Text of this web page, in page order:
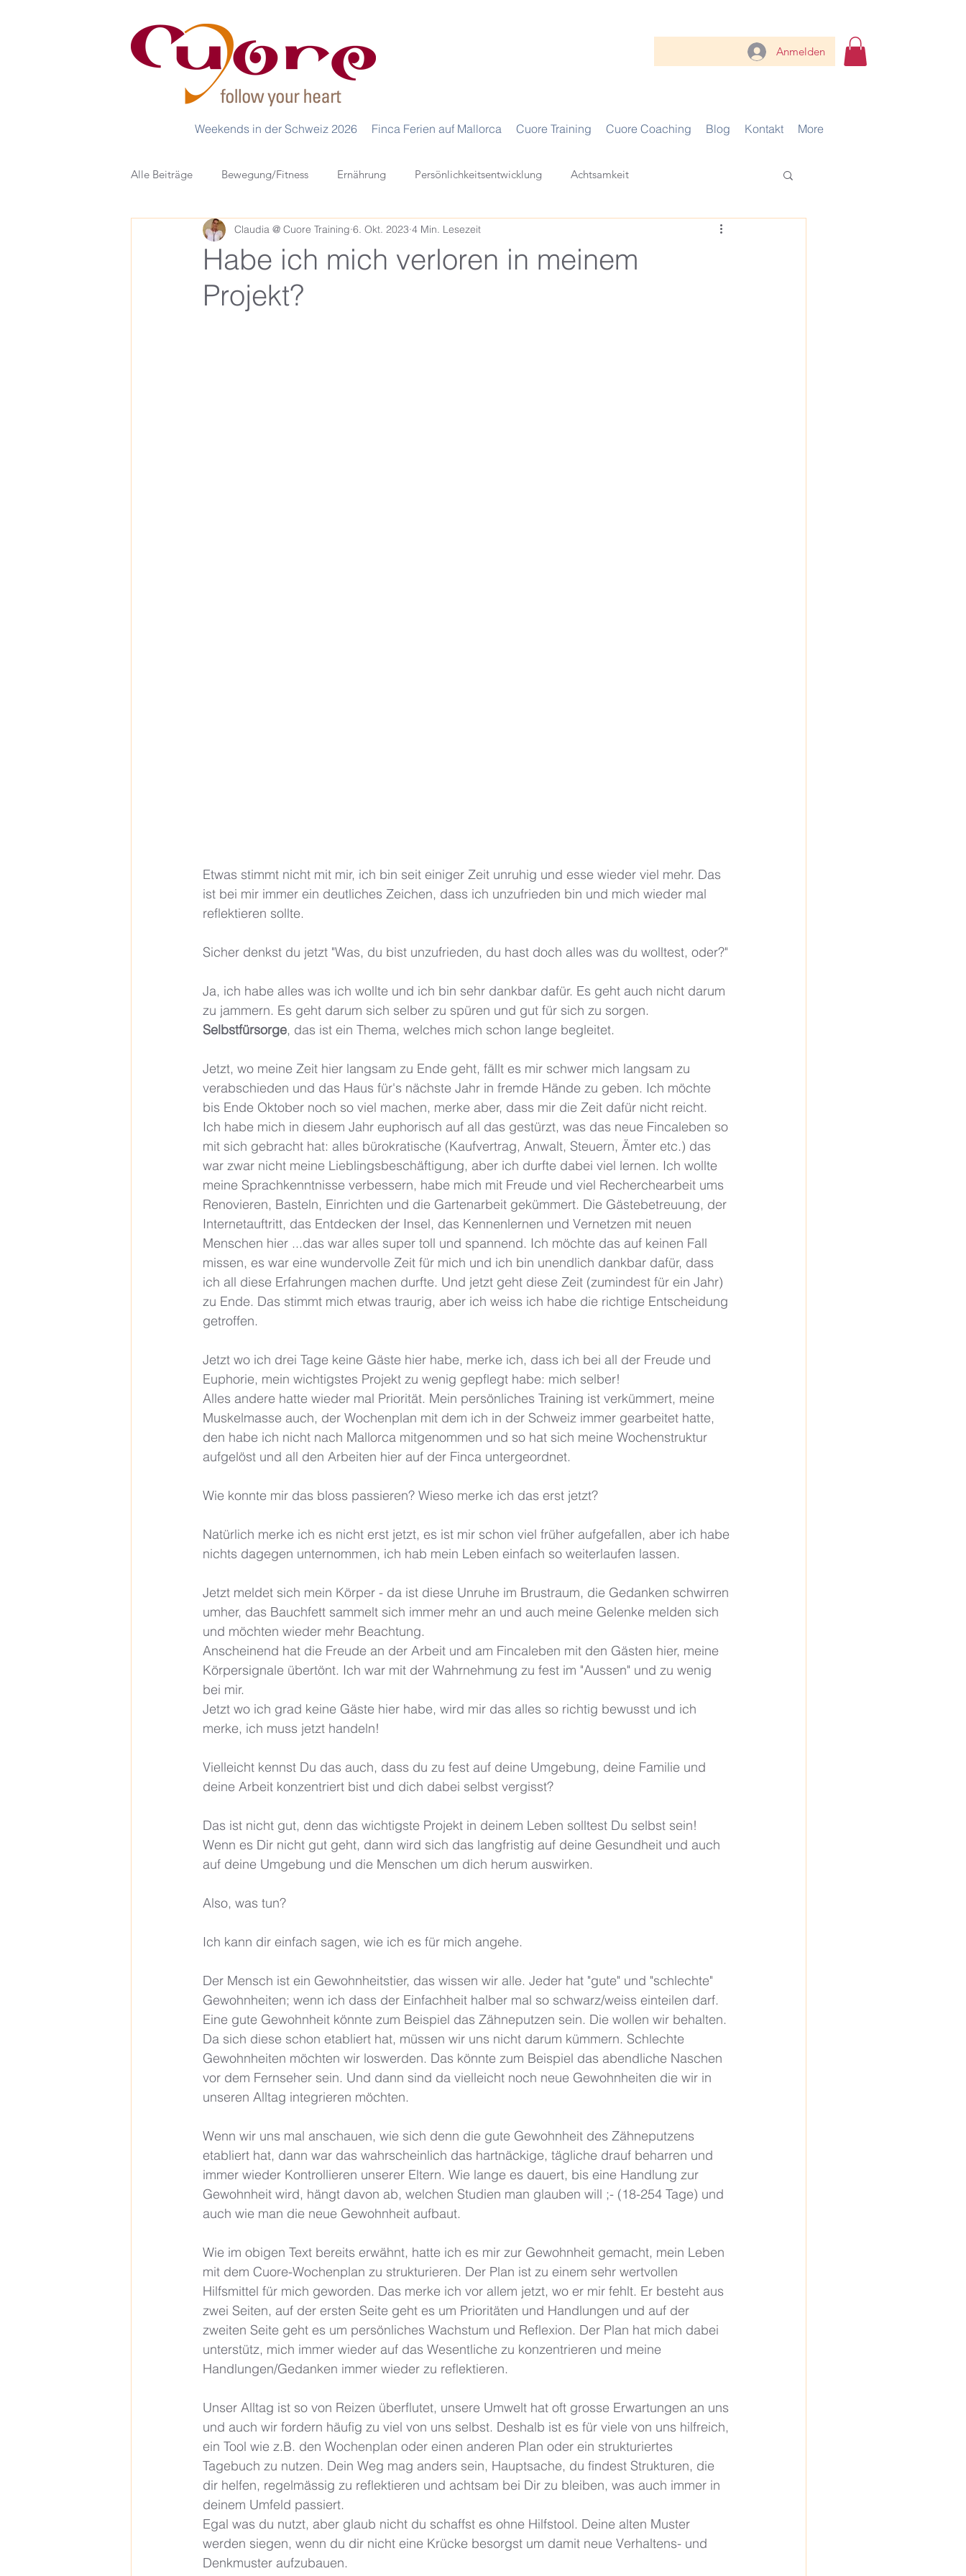
Anmelden
Weekends in der Schweiz 2026 Finca Ferien auf Mallorca Cuore Training Cuore Coaching Blog Kontakt More
Alle Beiträge Bewegung/Fitness Ernährung Persönlichkeitsentwicklung Achtsamkeit
Buchtipps & Empfehlungen Selfcare
Habe ich mich verloren in meinem
Projekt?
Claudia @ Cuore Training 6. Okt. 2023 4 Min. Lesezeit
Etwas stimmt nicht mit mir, ich bin seit einiger Zeit unruhig und esse wieder viel mehr. Das
ist bei mir immer ein deutliches Zeichen, dass ich unzufrieden bin und mich wieder mal
reflektieren sollte.
Sicher denkst du jetzt "Was, du bist unzufrieden, du hast doch alles was du wolltest, oder?"
Ja, ich habe alles was ich wollte und ich bin sehr dankbar dafür. Es geht auch nicht darum
zu jammern. Es geht darum sich selber zu spüren und gut für sich zu sorgen.
Selbstfürsorge, das ist ein Thema, welches mich schon lange begleitet.
Jetzt, wo meine Zeit hier langsam zu Ende geht, fällt es mir schwer mich langsam zu
verabschieden und das Haus für's nächste Jahr in fremde Hände zu geben. Ich möchte
bis Ende Oktober noch so viel machen, merke aber, dass mir die Zeit dafür nicht reicht.
Ich habe mich in diesem Jahr euphorisch auf all das gestürzt, was das neue Fincaleben so
mit sich gebracht hat: alles bürokratische (Kaufvertrag, Anwalt, Steuern, Ämter etc.) das
war zwar nicht meine Lieblingsbeschäftigung, aber ich durfte dabei viel lernen. Ich wollte
meine Sprachkenntnisse verbessern, habe mich mit Freude und viel Recherchearbeit ums
Renovieren, Basteln, Einrichten und die Gartenarbeit gekümmert. Die Gästebetreuung, der
Internetauftritt, das Entdecken der Insel, das Kennenlernen und Vernetzen mit neuen
Menschen hier ...das war alles super toll und spannend. Ich möchte das auf keinen Fall
missen, es war eine wundervolle Zeit für mich und ich bin unendlich dankbar dafür, dass
ich all diese Erfahrungen machen durfte. Und jetzt geht diese Zeit (zumindest für ein Jahr)
zu Ende. Das stimmt mich etwas traurig, aber ich weiss ich habe die richtige Entscheidung
getroffen.
Jetzt wo ich drei Tage keine Gäste hier habe, merke ich, dass ich bei all der Freude und
Euphorie, mein wichtigstes Projekt zu wenig gepflegt habe: mich selber!
Alles andere hatte wieder mal Priorität. Mein persönliches Training ist verkümmert, meine
Muskelmasse auch, der Wochenplan mit dem ich in der Schweiz immer gearbeitet hatte,
den habe ich nicht nach Mallorca mitgenommen und so hat sich meine Wochenstruktur
aufgelöst und all den Arbeiten hier auf der Finca untergeordnet.
Wie konnte mir das bloss passieren? Wieso merke ich das erst jetzt?
Natürlich merke ich es nicht erst jetzt, es ist mir schon viel früher aufgefallen, aber ich habe
nichts dagegen unternommen, ich hab mein Leben einfach so weiterlaufen lassen.
Jetzt meldet sich mein Körper - da ist diese Unruhe im Brustraum, die Gedanken schwirren
umher, das Bauchfett sammelt sich immer mehr an und auch meine Gelenke melden sich
und möchten wieder mehr Beachtung.
Anscheinend hat die Freude an der Arbeit und am Fincaleben mit den Gästen hier, meine
Körpersignale übertönt. Ich war mit der Wahrnehmung zu fest im "Aussen" und zu wenig
bei mir.
Jetzt wo ich grad keine Gäste hier habe, wird mir das alles so richtig bewusst und ich
merke, ich muss jetzt handeln!
Vielleicht kennst Du das auch, dass du zu fest auf deine Umgebung, deine Familie und
deine Arbeit konzentriert bist und dich dabei selbst vergisst?
Das ist nicht gut, denn das wichtigste Projekt in deinem Leben solltest Du selbst sein!
Wenn es Dir nicht gut geht, dann wird sich das langfristig auf deine Gesundheit und auch
auf deine Umgebung und die Menschen um dich herum auswirken.
Also, was tun?
Ich kann dir einfach sagen, wie ich es für mich angehe.
Der Mensch ist ein Gewohnheitstier, das wissen wir alle. Jeder hat "gute" und "schlechte"
Gewohnheiten; wenn ich dass der Einfachheit halber mal so schwarz/weiss einteilen darf.
Eine gute Gewohnheit könnte zum Beispiel das Zähneputzen sein. Die wollen wir behalten.
Da sich diese schon etabliert hat, müssen wir uns nicht darum kümmern. Schlechte
Gewohnheiten möchten wir loswerden. Das könnte zum Beispiel das abendliche Naschen
vor dem Fernseher sein. Und dann sind da vielleicht noch neue Gewohnheiten die wir in
unseren Alltag integrieren möchten.
Wenn wir uns mal anschauen, wie sich denn die gute Gewohnheit des Zähneputzens
etabliert hat, dann war das wahrscheinlich das hartnäckige, tägliche drauf beharren und
immer wieder Kontrollieren unserer Eltern. Wie lange es dauert, bis eine Handlung zur
Gewohnheit wird, hängt davon ab, welchen Studien man glauben will ;- (18-254 Tage) und
auch wie man die neue Gewohnheit aufbaut.
Wie im obigen Text bereits erwähnt, hatte ich es mir zur Gewohnheit gemacht, mein Leben
mit dem Cuore-Wochenplan zu strukturieren. Der Plan ist zu einem sehr wertvollen
Hilfsmittel für mich geworden. Das merke ich vor allem jetzt, wo er mir fehlt. Er besteht aus
zwei Seiten, auf der ersten Seite geht es um Prioritäten und Handlungen und auf der
zweiten Seite geht es um persönliches Wachstum und Reflexion. Der Plan hat mich dabei
unterstütz, mich immer wieder auf das Wesentliche zu konzentrieren und meine
Handlungen/Gedanken immer wieder zu reflektieren.
Unser Alltag ist so von Reizen überflutet, unsere Umwelt hat oft grosse Erwartungen an uns
und auch wir fordern häufig zu viel von uns selbst. Deshalb ist es für viele von uns hilfreich,
ein Tool wie z.B. den Wochenplan oder einen anderen Plan oder ein strukturiertes
Tagebuch zu nutzen. Dein Weg mag anders sein, Hauptsache, du findest Strukturen, die
dir helfen, regelmässig zu reflektieren und achtsam bei Dir zu bleiben, was auch immer in
deinem Umfeld passiert.
Egal was du nutzt, aber glaub nicht du schaffst es ohne Hilfstool. Deine alten Muster
werden siegen, wenn du dir nicht eine Krücke besorgst um damit neue Verhaltens- und
Denkmuster aufzubauen.